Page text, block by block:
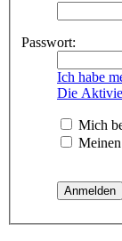
Passwort:
Ich habe
Die
Mich